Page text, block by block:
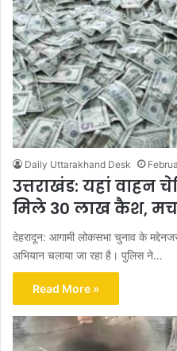
Daily Uttarakhand Desk
उत्तराखंड: यहां वाहन
मिले 30 लाख कैश,
देहरादून: आगामी लोकसभा चुनाव के
अभियान चलाया जा रहा है। पुलिस ने…
Read More »